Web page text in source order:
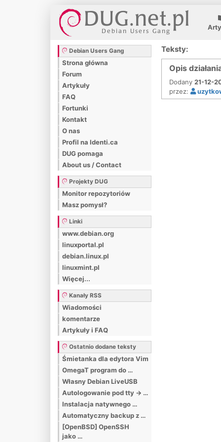
Debian Users Gang
Strona główna
Forum
Artykuły
FAQ
Fortunki
Kontakt
O nas
Profil na Identi.ca
DUG pomaga
About us / Contact
Projekty DUG
Monitor repozytoriów
Masz pomysł?
Linki
www.debian.org
linuxportal.pl
debian.linux.pl
linuxmint.pl
Więcej...
Kanały RSS
Wiadomości
komentarze
Artykuły i FAQ
Ostatnio dodane teksty
Śmietanka dla edytora Vim
OmegaT program do …
Własny Debian LiveUSB
Autologowanie pod tty -> …
Instalacja natywnego …
Automatyczny backup z …
[OpenBSD] OpenSSH
jako …
Teksty:
Opis
Dodany 21-12-
przez: